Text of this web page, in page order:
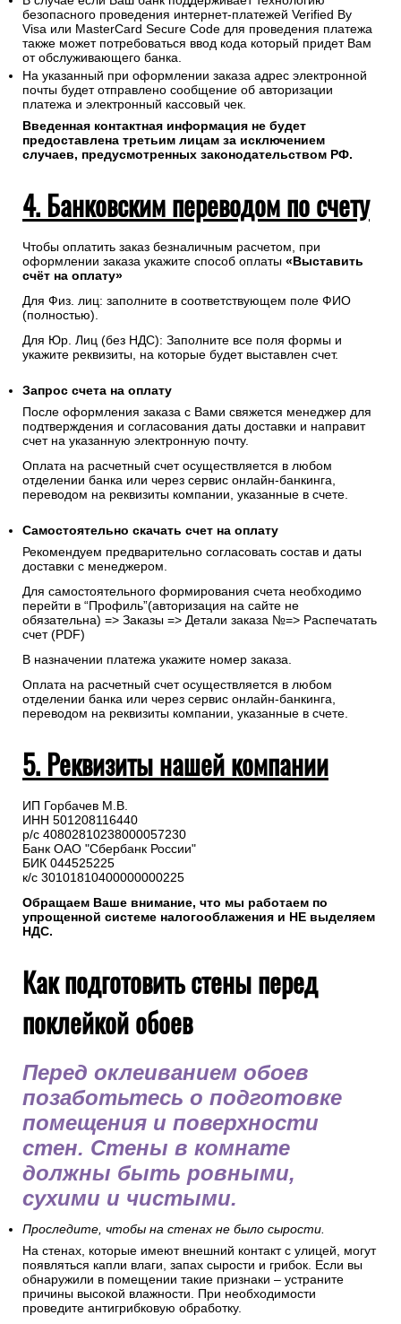
безопасного проведения интернет-платежей Verified By
Visa или MasterCard Secure Code для проведения платежа
также может потребоваться ввод кода который придет Вам
от обслуживающего банка.
На указанный при оформлении заказа адрес электронной
почты будет отправлено сообщение об авторизации
платежа и электронный кассовый чек.
Введенная контактная информация не будет
предоставлена третьим лицам за исключением
случаев, предусмотренных законодательством РФ.
4. Банковским переводом по счету
Чтобы оплатить заказ безналичным расчетом, при
оформлении заказа укажите способ оплаты «Выставить
счёт на оплату»
Для Физ. лиц: заполните в соответствующем поле ФИО
(полностью).
Для Юр. Лиц (без НДС): Заполните все поля формы и
укажите реквизиты, на которые будет выставлен счет.
Запрос счета на оплату
После оформления заказа с Вами свяжется менеджер для
подтверждения и согласования даты доставки и направит
счет на указанную электронную почту.
Оплата на расчетный счет осуществляется в любом
отделении банка или через сервис онлайн-банкинга,
переводом на реквизиты компании, указанные в счете.
Самостоятельно скачать счет на оплату
Рекомендуем предварительно согласовать состав и даты
доставки с менеджером.
Для самостоятельного формирования счета необходимо
перейти в “Профиль”(авторизация на сайте не
обязательна) => Заказы => Детали заказа №=> Распечатать
счет (PDF)
В назначении платежа укажите номер заказа.
Оплата на расчетный счет осуществляется в любом
отделении банка или через сервис онлайн-банкинга,
переводом на реквизиты компании, указанные в счете.
5. Реквизиты нашей компании
ИП Горбачев М.В.
ИНН 501208116440
р/с 40802810238000057230
Банк ОАО "Сбербанк России"
БИК 044525225
к/с 30101810400000000225
Обращаем Ваше внимание, что мы работаем по
упрощенной системе налогооблажения и НЕ выделяем
НДС.
Как подготовить стены перед
поклейкой обоев
Перед оклеиванием обоев
позаботьтесь о подготовке
помещения и поверхности
стен. Стены в комнате
должны быть ровными,
сухими и чистыми.
Проследите, чтобы на стенах не было сырости.
На стенах, которые имеют внешний контакт с улицей, могут
появляться капли влаги, запах сырости и грибок. Если вы
обнаружили в помещении такие признаки – устраните
причины высокой влажности. При необходимости
проведите антигрибковую обработку.